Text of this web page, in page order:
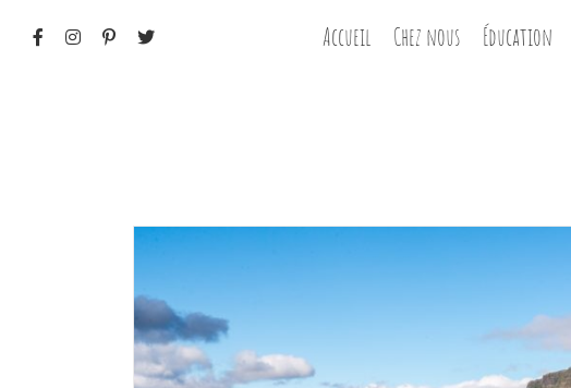
Accueil Chez nous Éducation